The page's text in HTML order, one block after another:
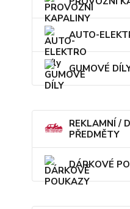
AUTO-
GUMOVÉ
REKLAMNÍ /
PŘEDMĚTY
DÁRKOVÉ